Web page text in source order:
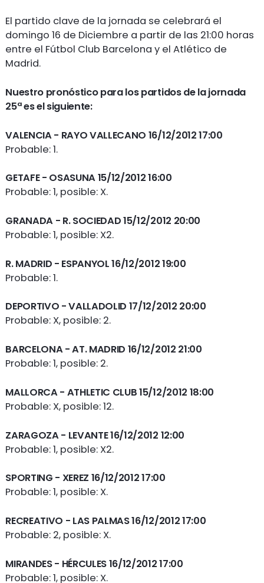
El partido clave de la jornada se celebrará el
domingo 16 de Diciembre a partir de las 21:00 horas
entre el Fútbol Club Barcelona y el Atlético de
Madrid.
Nuestro pronóstico para los partidos de la jornada
25ª es el siguiente:
VALENCIA- RAYO VALLECANO 16/12/2012 17:00
Probable: 1.
GETAFE- OSASUNA 15/12/2012 16:00
Probable: 1, posible: X.
GRANADA - R. SOCIEDAD 15/12/2012 20:00
Probable: 1, posible: X2.
R. MADRID - ESPANYOL 16/12/2012 19:00
Probable: 1.
DEPORTIVO - VALLADOLID 17/12/2012 20:00
Probable: X, posible: 2.
BARCELONA- AT. MADRID 16/12/2012 21:00
Probable: 1, posible: 2.
MALLORCA- ATHLETIC CLUB 15/12/2012 18:00
Probable: X, posible: 12.
ZARAGOZA- LEVANTE 16/12/2012 12:00
Probable: 1, posible: X2.
SPORTING - XEREZ 16/12/2012 17:00
Probable: 1, posible: X.
RECREATIVO - LAS PALMAS 16/12/2012 17:00
Probable: 2, posible: X.
MIRANDES- HÉRCULES 16/12/2012 17:00
Probable: 1, posible: X.